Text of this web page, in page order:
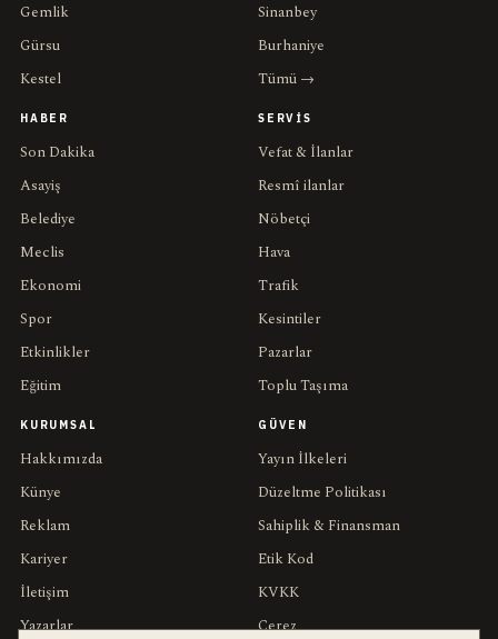
Gemlik
Gürsu
Kestel
Sinanbey
Burhaniye
Tümü →
HABER
Son Dakika
Asayiş
Belediye
Meclis
Ekonomi
Spor
Etkinlikler
Eğitim
SERVIS
Vefat & İlanlar
Resmî ilanlar
Nöbetçi
Hava
Trafik
Kesintiler
Pazarlar
Toplu Taşıma
KURUMSAL
Hakkımızda
Künye
Reklam
Kariyer
İletişim
Yazarlar
GÜVEN
Yayın İlkeleri
Düzeltme Politikası
Sahiplik & Finansman
Etik Kod
KVKK
Çerez